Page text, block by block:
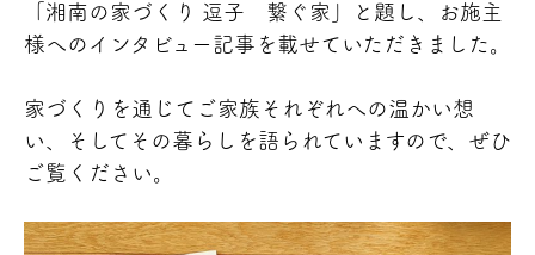
「湘南の家づくり 逗子 繋ぐ家」と題し、お施主
様へのインタビュー記事を載せていただきました。
家づくりを通じてご家族それぞれへの温かい想
い、そしてその暮らしを語られていますので、ぜひ
ご覧ください。